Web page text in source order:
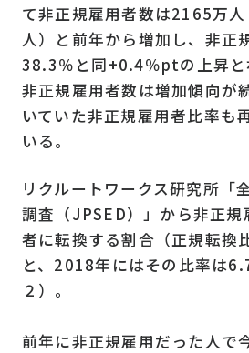
て非正規雇用者数は2165万
人）と前年から増加し、非正
38.3％と同+0.4％ptの上昇と
非正規雇用者数は増加傾向が
いていた非正規雇用者比率も
いる。
リクルートワークス研究所「
調査（JPSED）」から非正規
者に転換する割合（正規転換
と、2018年にはその比率は
２）。
前年に非正規雇用だった人で